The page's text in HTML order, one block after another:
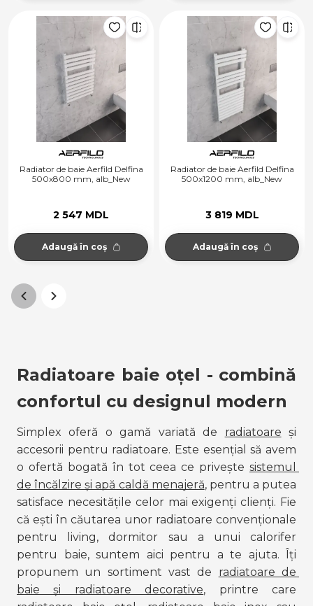
Radiator de baie Aerfild Delfina
500x800 mm, alb_New
2 547 MDL
Adaugă în coș
Radiator de baie Aerfild Delfina
500x1200 mm, alb_New
3 819 MDL
Adaugă în coș
Radiatoare baie oțel - combină
confortul cu designul modern
Simplex oferă o gamă variată de radiatoare și
accesorii pentru radiatoare. Este esențial să avem
o ofertă bogată în tot ceea ce privește sistemul
de încălzire și apă caldă menajeră, pentru a putea
satisface necesitățile celor mai exigenți clienți. Fie
că ești în căutarea unor radiatoare convenționale
pentru living, dormitor sau a unui calorifer
pentru baie, suntem aici pentru a te ajuta. Îți
propunem un sortiment vast de radiatoare de
baie și radiatoare decorative, printre care